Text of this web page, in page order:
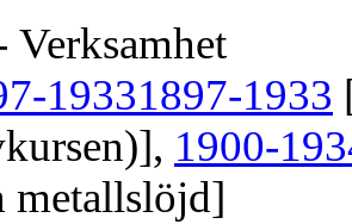
Verksamhet
19331897-1933
1900-
metallslöjd]